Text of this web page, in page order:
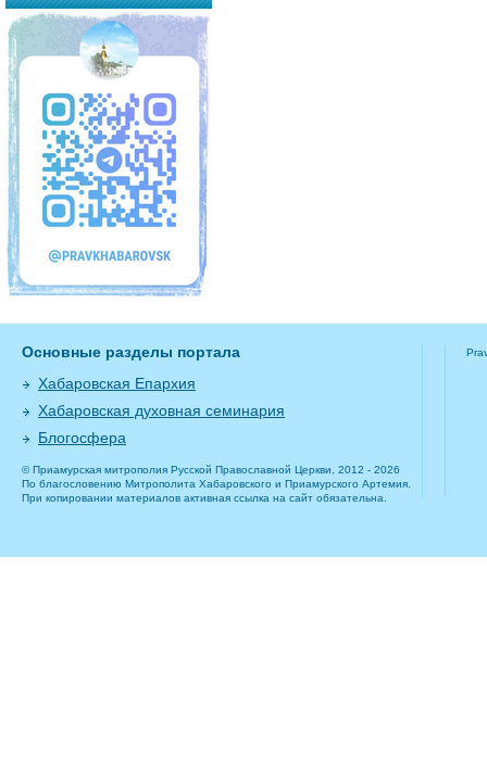
Основные разделы портала
Хабаровская Епархия
Хабаровская духовная семинария
Блогосфера
© Приамурская митрополия Русской Православной Церкви, 2012 - 2026
По благословению Митрополита Хабаровского и Приамурского Артемия.
При копировании материалов активная ссылка на сайт обязательна.